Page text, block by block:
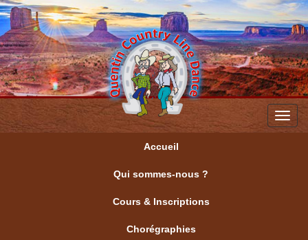
Accueil
Qui sommes-nous ?
Cours & Inscriptions
Chorégraphies